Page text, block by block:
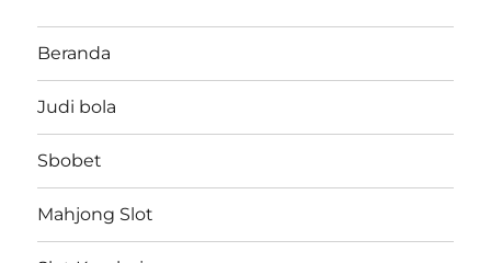
Beranda
Judi bola
Sbobet
Mahjong Slot